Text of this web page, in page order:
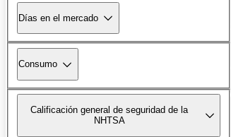
Días en el mercado
Consumo
Calificación general de seguridad de la
NHTSA